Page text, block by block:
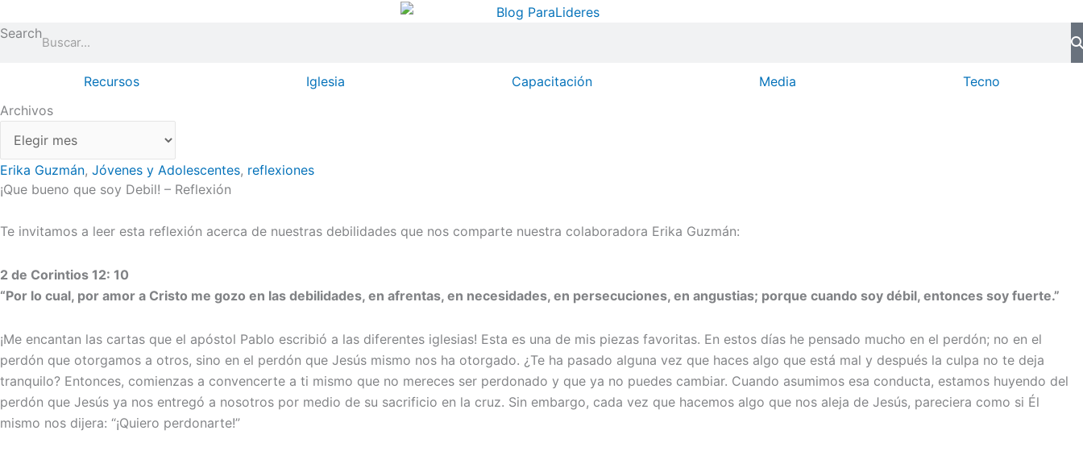
al
contenido
Search
Recursos Iglesia Capacitación Media
Tecno
Archivos
Erika Guzmán, Jóvenes y Adolescentes, reflexiones
¡Que bueno que soy Debil! – Reflexión
Te invitamos a leer esta reflexión acerca de nuestras debilidades que nos comparte nuestra colaboradora Erika Guzmán:
2 de Corintios 12: 10
“Por lo cual, por amor a Cristo me gozo en las debilidades, en afrentas, en necesidades, en persecuciones, en angustias; porque cuando soy débil, entonces soy fuerte.”
¡Me encantan las cartas que el apóstol Pablo escribió a las diferentes iglesias! Esta es una de mis piezas favoritas. En estos días he pensado mucho en el perdón; no en el
perdón que otorgamos a otros, sino en el perdón que Jesús mismo nos ha otorgado. ¿Te ha pasado alguna vez que haces algo que está mal y después la culpa no te deja
tranquilo? Entonces, comienzas a convencerte a ti mismo que no mereces ser perdonado y que ya no puedes cambiar. Cuando asumimos esa conducta, estamos huyendo del
perdón que Jesús ya nos entregó a nosotros por medio de su sacrificio en la cruz. Sin embargo, cada vez que hacemos algo que nos aleja de Jesús, pareciera como si Él
mismo nos dijera: “¡Quiero perdonarte!”